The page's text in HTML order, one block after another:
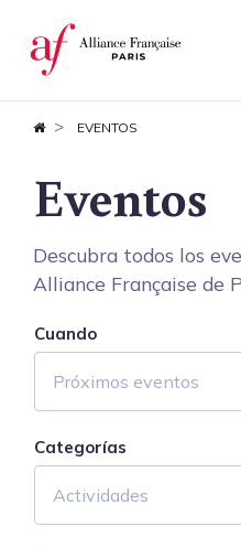
Panel de gestión de
EVENTOS
Eventos
Descubra todos los
Alliance Française de
Cuando
Próximos eventos
Categorías
Actividades